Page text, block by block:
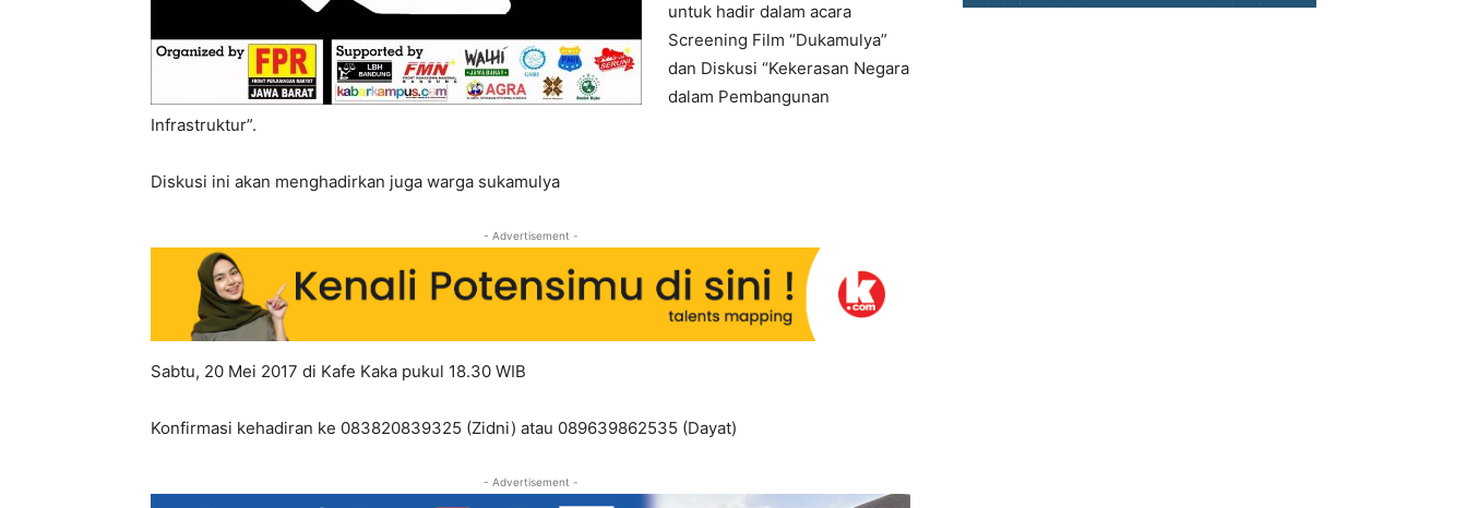
untuk hadir dalam acara
Screening Film “Dukamulya”
dan Diskusi “Kekerasan Negara
dalam Pembangunan
Infrastruktur”.
Diskusi ini akan menghadirkan juga warga sukamulya
- Advertisement -
Sabtu, 20 Mei 2017 di Kafe Kaka pukul 18.30 WIB
Konfirmasi kehadiran ke 083820839325 (Zidni) atau 089639862535 (Dayat)
- Advertisement -